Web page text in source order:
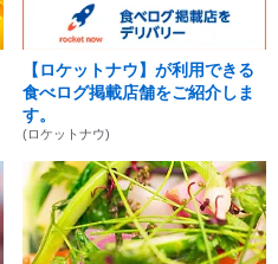
【ロケットナウ】が利用できる
食べログ掲載店舗をご紹介しま
す。
(ロケットナウ)